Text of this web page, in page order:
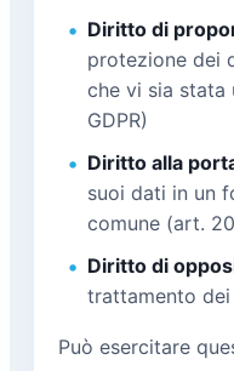
Diritto di
protezione dei
che vi sia stata
GDPR)
Diritto alla
suoi dati in un
comune (art.
Diritto di
trattamento dei
Può esercitare